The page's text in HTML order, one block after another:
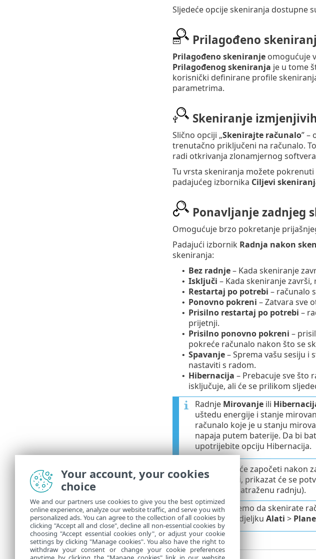
Sljedeće opcije skeniranja dostupne
Prilagođeno
Prilagođeno skeniranjeomogućuje
Prilagođenog skeniranja je u tome
korisnički definirane profile
parametrima.
Skeniranje
Slično opciji „Skenirajte računalo” –
trenutačno priključeni na računalo.
radi otkrivanja zlonamjernog
Tu vrsta skeniranja možete
padajućeg izbornika Ciljevi
Ponavljanje zadnjeg
Omogućuje brzo pokretanje
Padajući izbornik Radnja nakon
skeniranja:
• Bez radnje– Kada skeniranje
• Isključi – Kada skeniranje
• Restartaj po potrebi – računalo
• Ponovno pokreni – Zatvara sve
• Prisilno restartaj po potrebi –
prijetnji.
• Prisilno ponovno pokreni –
pokreće računalo nakon što se
• Spavanje– Sprema vašu sesiju i
nastaviti s radom.
• Hibernacija – Prebacuje sve što
isključuje, ali će se prilikom
Radnje Mirovanjeili
uštedu energije i stanje
računalo koje je u stanju
napaja putem baterije. Da bi
upotrijebite opciju Hibernacija.
Odabrana radnja će započeti
Ponovno pokreni, prikazat će se
biste deaktivirali zatraženu radnju).
Preporučujemo da skenirate
zadatak u odjeljku Alati >
Your account, your cookies
choice
We and our partners use cookies to give you the best optimized
online experience, analyze our website traffic, and serve you with
personalized ads. You can agree to the collection of all cookies by
clicking "Accept all and close", decline all non-essential cookies by
choosing "Accept essential cookies only", or adjust your cookie
settings by clicking "Manage cookies". You also have the right to
withdraw your consent or change your cookie preferences